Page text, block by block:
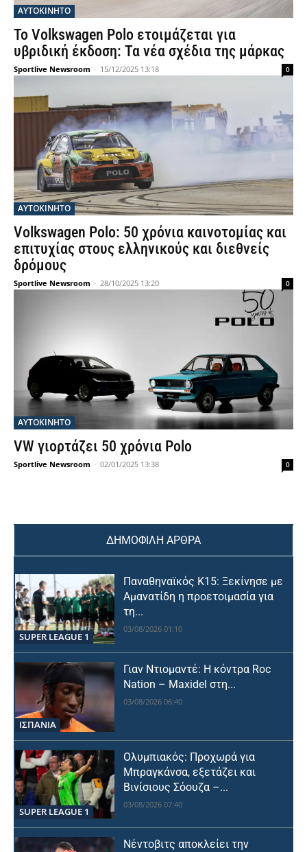
ΑΥΤΟΚΙΝΗΤΟ
Το Volkswagen Polo ετοιμάζεται για
υβριδική έκδοση: Τα νέα σχέδια της μάρκας
Sportlive Newsroom - 15/12/2025 13:18 0
ΑΥΤΟΚΙΝΗΤΟ
Volkswagen Polo: 50 χρόνια καινοτομίας και
επιτυχίας στους ελληνικούς και διεθνείς
δρόμους
Sportlive Newsroom - 28/10/2025 13:20 0
ΑΥΤΟΚΙΝΗΤΟ
VW γιορτάζει 50 χρόνια Polo
Sportlive Newsroom - 02/01/2025 13:38 0
ΔΗΜΟΦΙΛΗ ΑΡΘΡΑ
SUPER LEAGUE 1
Παναθηναϊκός Κ15: Ξεκίνησε με
Αμανατίδη η προετοιμασία για
τη...
03/08/2026 01:10
ΙΣΠΑΝΙΑ
Γιαν Ντιομαντέ: Η κόντρα Roc
Nation – Maxidel στη...
03/08/2026 06:40
SUPER LEAGUE 1
Ολυμπιακός: Προχωρά για
Μπραγκάνσα, εξετάζει και
Βινίσιους Σόουζα –...
03/08/2026 07:40
Νέντοβιτς αποκλείει την